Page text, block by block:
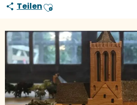
TeilenAjouter aux favoris